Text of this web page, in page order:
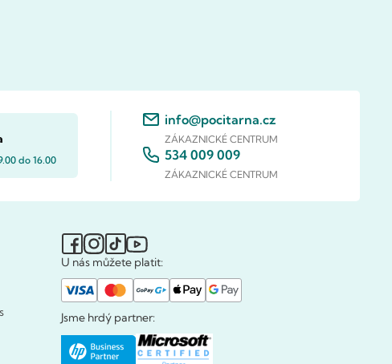
do 16.00
info@pocitarna.cz
ZÁKAZNICKÉ CENTRUM
534 009 009
ZÁKAZNICKÉ CENTRUM
U nás můžete platit:
Jsme hrdý partner: